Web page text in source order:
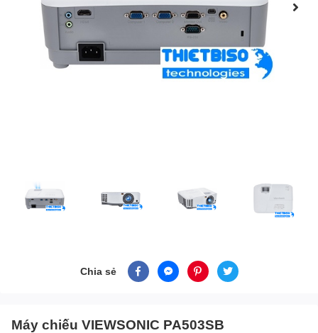
Chia sẻ
Máy chiếu VIEWSONIC PA503SB